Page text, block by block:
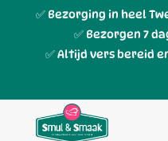
✅ Bezorging in heel
✅ Bezorgen 7
✅ Altijd vers bereid